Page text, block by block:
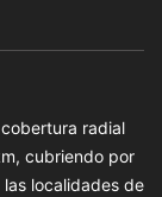
radial
cubriendo por
localidades de